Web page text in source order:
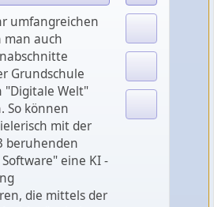
umfangreichen
man auch
Grundschule
"Digitale Welt"
So können
mit der
beruhenden
Software" eine KI -
die mittels der